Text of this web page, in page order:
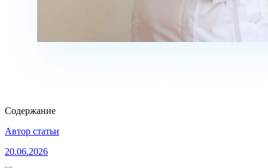
Содержание
Автор статьи
20.06.2026